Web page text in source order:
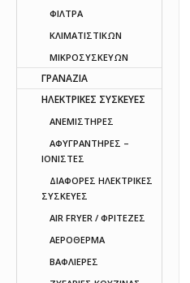
ΦΙΛΤΡΑ
ΚΛΙΜΑΤΙΣΤΙΚΩΝ
ΜΙΚΡΟΣΥΣΚΕΥΩΝ
ΓΡΑΝΑΖΙΑ
ΗΛΕΚΤΡΙΚΕΣ ΣΥΣΚΕΥΕΣ
ΑΝΕΜΙΣΤΗΡΕΣ
ΑΦΥΓΡΑΝΤΗΡΕΣ –
ΙΟΝΙΣΤΕΣ
ΔΙΑΦΟΡΕΣ ΗΛΕΚΤΡΙΚΕΣ
ΣΥΣΚΕΥΕΣ
AIR FRYER / ΦΡΙΤΕΖΕΣ
ΑΕΡΟΘΕΡΜΑ
ΒΑΦΛΙΕΡΕΣ